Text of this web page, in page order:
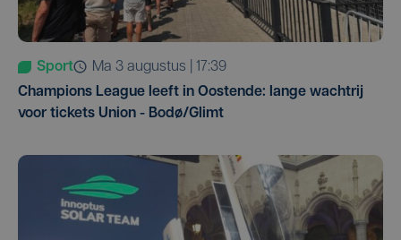
Sport
ma 3 augustus | 17:39
Champions League leeft in Oostende: lange wachtrij
voor tickets Union - Bodø/Glimt